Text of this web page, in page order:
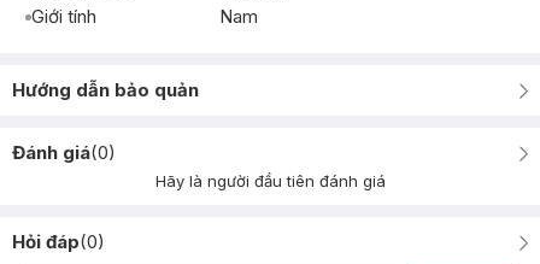
Giới tính
Nam
Hướng dẫn bảo quản
Đánh giá(0)
Hãy là người đầu tiên đánh giá
Hỏi đáp(0)